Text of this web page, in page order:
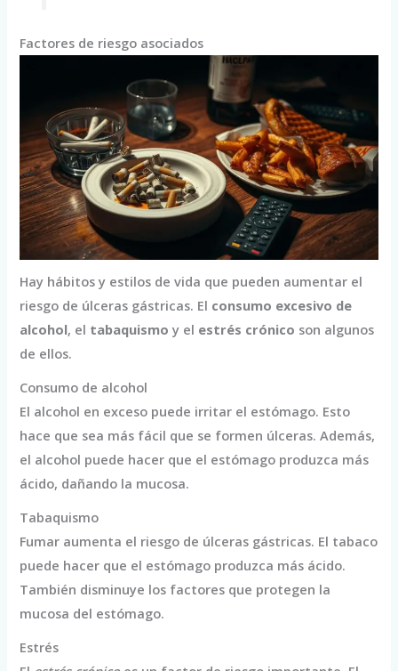
Factores de riesgo asociados
Hay hábitos y estilos de vida que pueden aumentar el
riesgo de úlceras gástricas. El consumo excesivo de
alcohol, el tabaquismo y el estrés crónico son algunos
de ellos.
Consumo de alcohol
El alcohol en exceso puede irritar el estómago. Esto
hace que sea más fácil que se formen úlceras. Además,
el alcohol puede hacer que el estómago produzca más
ácido, dañando la mucosa.
Tabaquismo
Fumar aumenta el riesgo de úlceras gástricas. El tabaco
puede hacer que el estómago produzca más ácido.
También disminuye los factores que protegen la
mucosa del estómago.
Estrés